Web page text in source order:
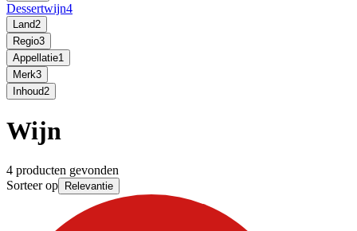
Dessertwijn4
Land2
Regio3
Appellatie1
Merk3
Inhoud2
Wijn
4 producten gevonden
Sorteer op
Relevantie